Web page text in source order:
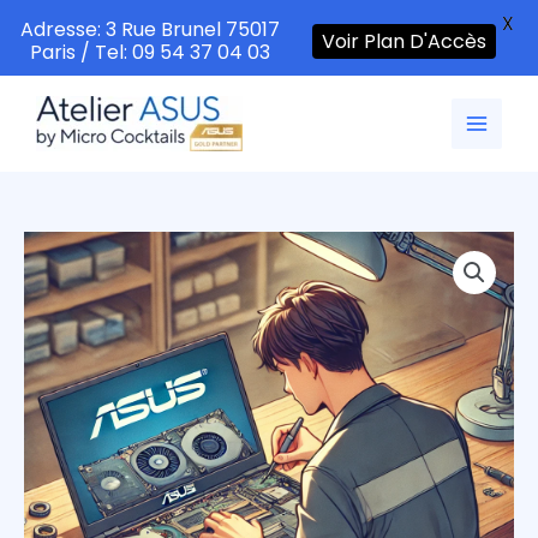
contenu
Adresse: 3 Rue Brunel 75017
Paris / Tel: 09 54 37 04 03
Voir Plan D'Accès
X